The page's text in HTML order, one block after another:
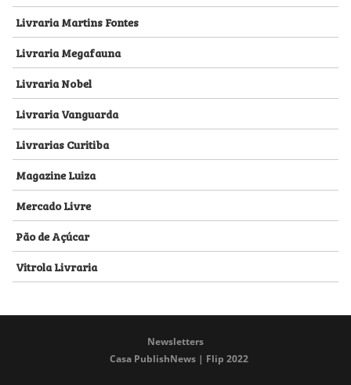
Livraria Martins Fontes
Livraria Megafauna
Livraria Nobel
Livraria Vanguarda
Livrarias Curitiba
Magazine Luiza
Mercado Livre
Pão de Açúcar
Vitrola Livraria
Newsletters
Casa PublishNews | Flip 2022